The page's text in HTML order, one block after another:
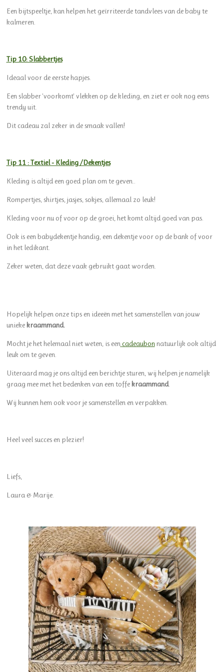
Eenbijtspeeltje, kan helpen het geïrriteerde tandvlees van de baby te
kalmeren.
Tip 10: Slabbertjes
Ideaal voor de eerste hapjes.
Een slabber 'voorkomt' vlekken op de kleding, en ziet er ook nog eens
trendy uit.
Dit cadeau zal zeker in de smaak vallen!
Tip 11 : Textiel - Kleding /Dekentjes
Kleding is altijd een goed plan om te geven..
Rompertjes,shirtjes, jasjes, sokjes, allemaal zo leuk!
Kleding voor nu of voor op de groei, het komt altijd goed van pas.
Ook is een babydekentje handig, een dekentje voor op de bank of voor
in het ledikant.
Zeker weten, dat deze vaak gebruikt gaat worden.
Hopelijk helpen onze tips en ideeën met het samenstellen van jouw
unieke kraammand.
Mocht je het helemaal niet weten, is een cadeaubon natuurlijk ook altijd
leuk om te geven.
Uiteraard mag je ons altijd een berichtje sturen, wij helpen je namelijk
graag mee met het bedenken van een toffekraammand.
Wij kunnen hem ook voor je samenstellen en verpakken.
Heel veel succes en plezier!
Liefs,
Laura & Marije.